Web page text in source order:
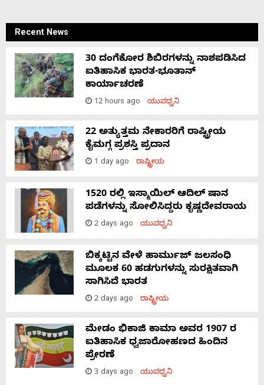
Recent News
30 ದಂಗೆಕೋರ ಶಿಬಿರಗಳನ್ನು ನಾಶಪಡಿಸಿದ
ಐತಿಹಾಸಿಕ ಭಾರತ-ಭೂತಾನ್
ಕಾರ್ಯಾಚರಣೆ
12 hours ago ಯುವಧ್ವನಿ
22 ಅತ್ಯುತ್ತಮ ನೇಕಾರರಿಗೆ ರಾಷ್ಟ್ರೀಯ
ಕೈಮಗ್ಗ ಪ್ರಶಸ್ತಿ ಪ್ರದಾನ
1 day ago ರಾಷ್ಟ್ರೀಯ
1520 ರಲ್ಲಿ ಇಸ್ಮಾಯಿಲ್ ಆದಿಲ್ ಷಾನ
ಪಡೆಗಳನ್ನು ಸೋಲಿಸಿದ್ದರು ಕೃಷ್ಣದೇವರಾಯ
2 days ago ಯುವಧ್ವನಿ
ಬಿಕ್ಕಟ್ಟಿನ ವೇಳೆ ಹಾರ್ಮುಜ್ ಜಲಸಂಧಿ
ಮೂಲಕ 60 ಹಡಗುಗಳನ್ನು ಸುರಕ್ಷಿತವಾಗಿ
ಸಾಗಿಸಿದೆ ಭಾರತ
2 days ago ರಾಷ್ಟ್ರೀಯ
ಮೇಡಂ ಭಿಕಾಜಿ ಕಾಮಾ ಅವರ 1907 ರ
ಐತಿಹಾಸಿಕ ಧ್ವಜಾರೋಹಣದ ಹಿಂದಿನ
ಪ್ರೇರಣೆ
3 days ago ಯುವಧ್ವನಿ